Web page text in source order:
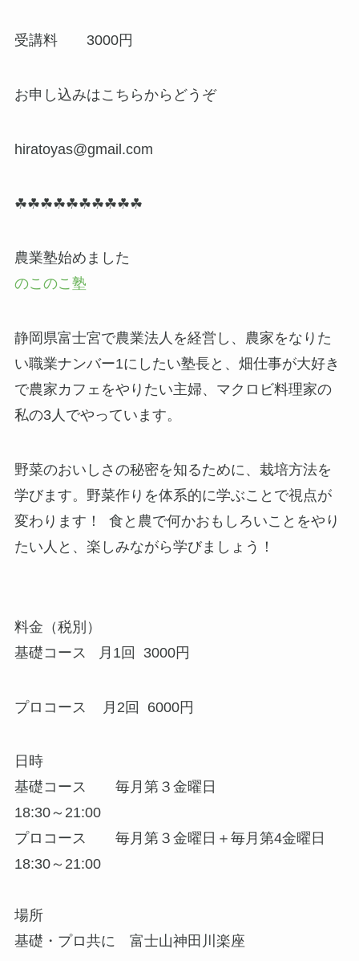
受講料 3000円
お申し込みはこちらからどうぞ
hiratoyas@gmail.com
☘☘☘☘☘☘☘☘☘☘
農業塾始めました
のこのこ塾
静岡県富士宮で農業法人を経営し、農家をなりた
い職業ナンバー1にしたい塾長と、畑仕事が大好き
で農家カフェをやりたい主婦、マクロビ料理家の
私の3人でやっています。
野菜のおいしさの秘密を知るために、栽培方法を
学びます。野菜作りを体系的に学ぶことで視点が
変わります！ 食と農で何かおもしろいことをやり
たい人と、楽しみながら学びましょう！
料金（税別）
基礎コース 月1回 3000円
プロコース 月2回 6000円
日時
基礎コース 毎月第３金曜日
18:30～21:00
プロコース 毎月第３金曜日＋毎月第4金曜日
18:30～21:00
場所
基礎・プロ共に 富士山神田川楽座